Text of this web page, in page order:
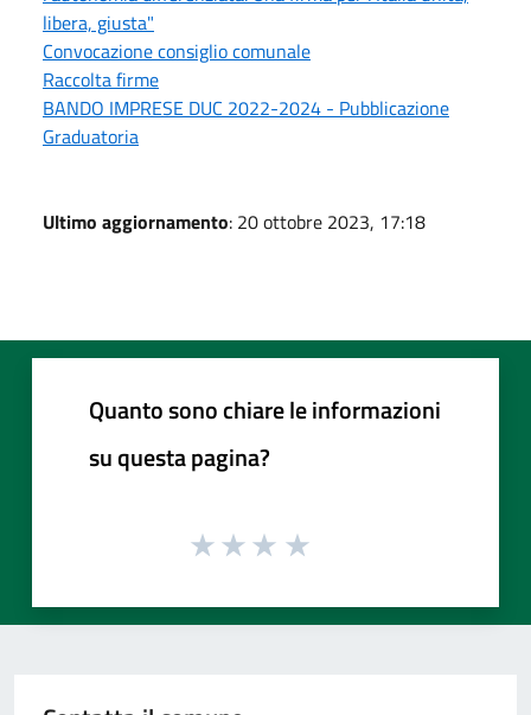
libera, giusta"
Convocazione consiglio comunale
Raccolta firme
BANDO IMPRESE DUC 2022-2024 - Pubblicazione
Graduatoria
Ultimo aggiornamento: 20 ottobre 2023, 17:18
Quanto sono chiare le informazioni
su questa pagina?